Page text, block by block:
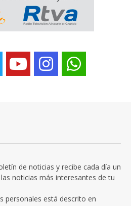
de noticias y recibe cada día un
noticias más interesantes de tu
personales está descrito en